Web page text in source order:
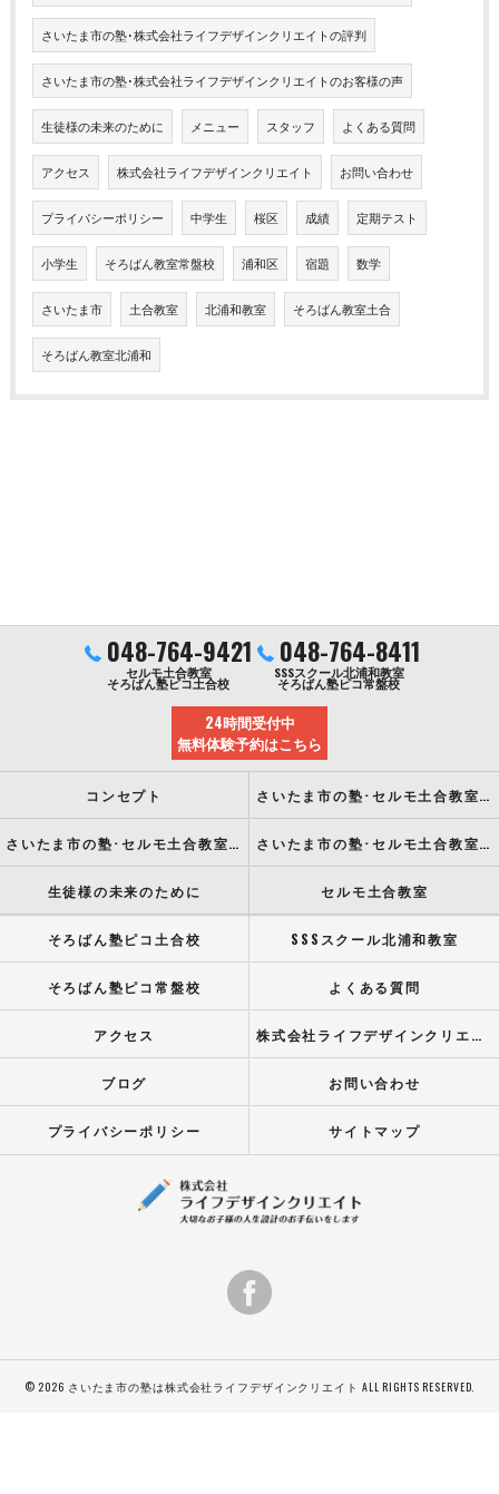
さいたま市の塾･株式会社ライフデザインクリエイトの評判
さいたま市の塾･株式会社ライフデザインクリエイトのお客様の声
生徒様の未来のために メニュー スタッフ よくある質問
アクセス 株式会社ライフデザインクリエイト お問い合わせ
プライバシーポリシー 中学生 桜区 成績 定期テスト
小学生 そろばん教室常盤校 浦和区 宿題 数学
さいたま市 土合教室 北浦和教室 そろばん教室土合
そろばん教室北浦和
048-764-9421
セルモ土合教室
そろばん塾ピコ土合校
048-764-8411
SSSスクール北浦和教室
そろばん塾ピコ常盤校
24時間受付中
無料体験予約はこちら
コンセプト さいたま市の塾･セルモ土合教室の口コミ情報
さいたま市の塾･セルモ土合教室の評判 さいたま市の塾･セルモ土合教室のお客様の声
生徒様の未来のために セルモ土合教室
そろばん塾ピコ土合校 SSSスクール北浦和教室
そろばん塾ピコ常盤校 よくある質問
アクセス 株式会社ライフデザインクリエイト
ブログ お問い合わせ
プライバシーポリシー サイトマップ
© 2026 さいたま市の塾は株式会社ライフデザインクリエイト ALL RIGHTS RESERVED.